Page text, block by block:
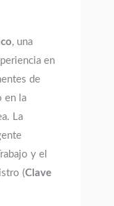
, una
en
de
en la
La
y el
(Clave